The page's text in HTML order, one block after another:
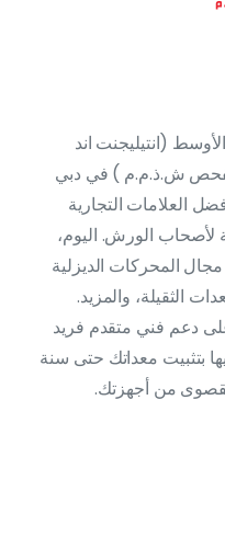
(انتيليجنت اند
ش.ذ.م.م ) في دبي
أفضل العلامات التجارية
لأصحاب الورش. اليوم،
المحركات الديزلية
الثقيلة، والمزيد.
دعم فني متقدم فريد
بتثبيت معداتك حتى سنة
من أجهزتك.